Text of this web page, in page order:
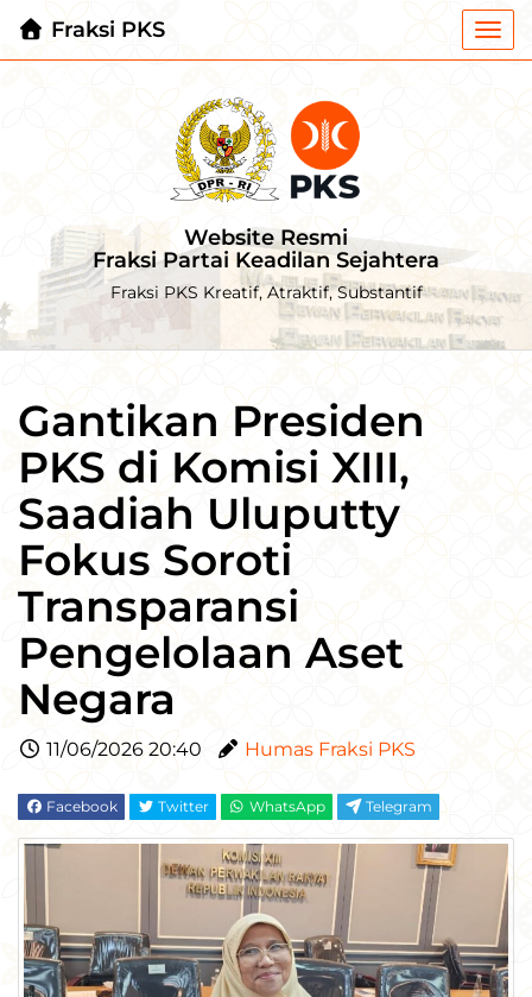
Fraksi PKS
Website Resmi
Fraksi Partai Keadilan Sejahtera
Fraksi PKS Kreatif, Atraktif, Substantif
Gantikan Presiden
PKS di Komisi XIII,
Saadiah Uluputty
Fokus Soroti
Transparansi
Pengelolaan Aset
Negara
11/06/2026 20:40 Humas Fraksi PKS
Facebook Twitter WhatsApp Telegram